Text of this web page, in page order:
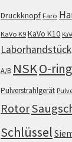
Druckknopf Faro
KaVo K9 KaVo K10
Laborhandstück
A/B NSKO-ring
Pulverstrahlgerät
Rotor
Schlüssel